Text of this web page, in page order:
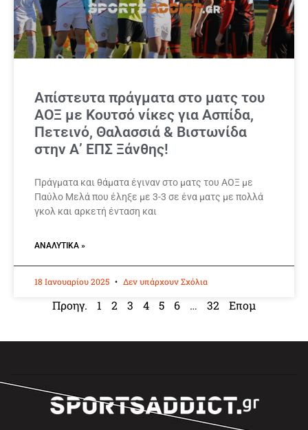
Απίστευτα πράγματα στο ματς του
ΑΟΞ με Κουτσό νίκες για Ασπίδα,
Πετεινό, Θαλασσιά & Βιστωνίδα
στην Α’ ΕΠΣ Ξάνθης!
Πράγματα και θάματα έγιναν στο ματς του ΑΟΞ με
Παύλο Μελά που έληξε με 3-3 σε ένα ματς με πολλά
γκολ και αρκετή ένταση και
ΑΝΑΛΥΤΙΚΆ »
18 Ιανουαρίου 2025 Δεν υπάρχουν Σχόλια
Προηγ. 1 2 3 4 5 6 … 32 Επομ